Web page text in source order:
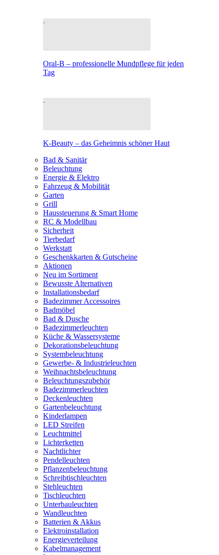
Oral-B – professionelle Mundpflege für jeden
Tag
K-Beauty – das Geheimnis schöner Haut
Bad & Sanitär
Beleuchtung
Energie & Elektro
Fahrzeug & Mobilität
Garten
Grill
Haussteuerung & Smart Home
RC & Modellbau
Sicherheit
Tierbedarf
Werkstatt
Geschenkkarten & Gutscheine
Aktionen
Neu im Sortiment
Bewusste Alternativen
Installationsbedarf
Badezimmer Accessoires
Badmöbel
Bad & Dusche
Badezimmerleuchten
Küche & Wassersysteme
Dekorationsbeleuchtung
Systembeleuchtung
Gewerbe- & Industrieleuchten
Weihnachtsbeleuchtung
Beleuchtungszubehör
Badezimmerleuchten
Deckenleuchten
Gartenbeleuchtung
Kinderlampen
LED Streifen
Leuchtmittel
Lichterketten
Nachtlichter
Pendelleuchten
Pflanzenbeleuchtung
Schreibtischleuchten
Stehleuchten
Tischleuchten
Unterbauleuchten
Wandleuchten
Batterien & Akkus
Elektroinstallation
Energieverteilung
Kabelmanagement